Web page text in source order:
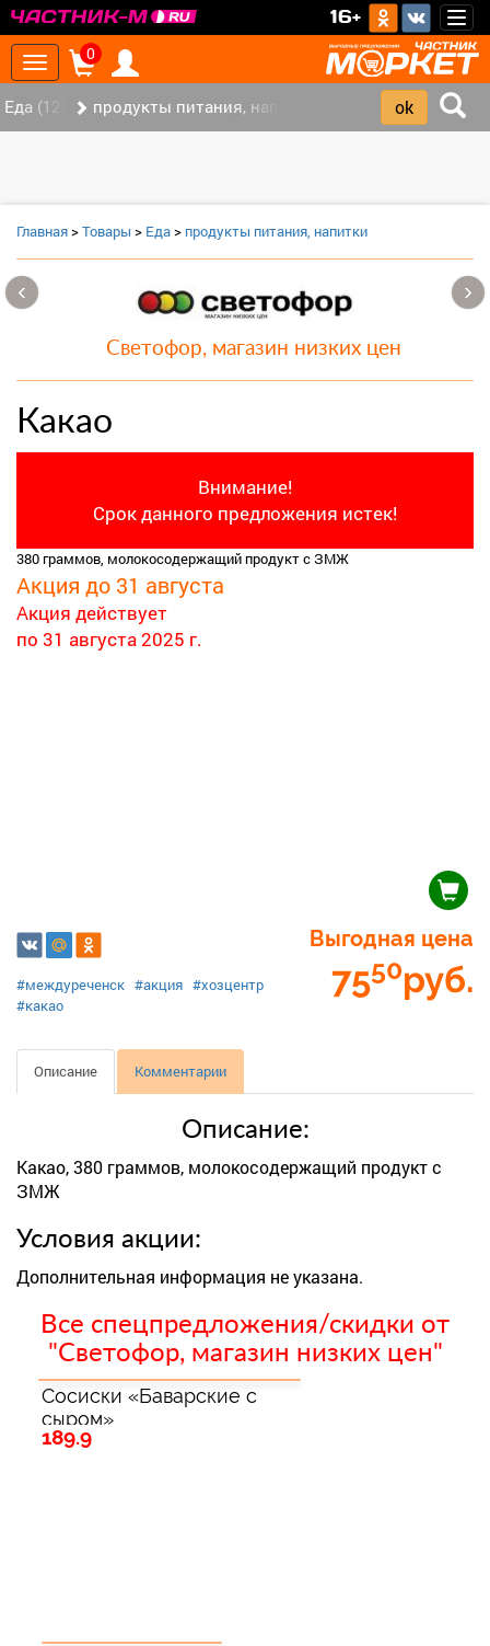
16+
Toggle
navigation
0
Еда (12) продукты питания, напитки (7)
Главная>Товары > Еда> продукты питания, напитки
Светофор, магазин низких цен
Какао
Внимание!
Срок данного предложения истек!
380 граммов, молокосодержащий продукт с ЗМЖ
Акция до 31 августа
Акция действует
по 31 августа 2025 г.
Выгодная цена
7550руб.
#междуреченск #акция #хозцентр
#какао
Описание Комментарии
Описание:
Какао, 380 граммов, молокосодержащий продукт с
ЗМЖ
Условия акции:
Дополнительная информация не указана.
Все спецпредложения/скидки от
"Светофор, магазин низких цен"
Сосиски «Баварские с
сыром»
189.9
‹ ›